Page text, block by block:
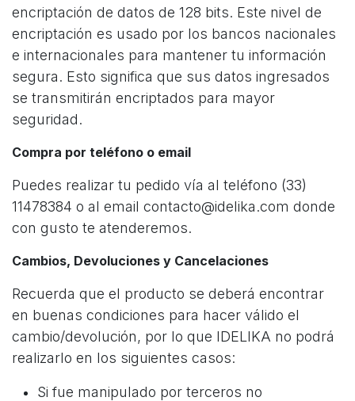
encriptación de datos de 128 bits. Este nivel de
encriptación es usado por los bancos nacionales
e internacionales para mantener tu información
segura. Esto significa que sus datos ingresados
se transmitirán encriptados para mayor
seguridad.
Compra por teléfono o email
Puedes realizar tu pedido vía al teléfono (33)
11478384 o al email contacto@idelika.com donde
con gusto te atenderemos.
Cambios, Devoluciones y Cancelaciones
Recuerda que el producto se deberá encontrar
en buenas condiciones para hacer válido el
cambio/devolución, por lo que IDELIKA no podrá
realizarlo en los siguientes casos:
Si fue manipulado por terceros no